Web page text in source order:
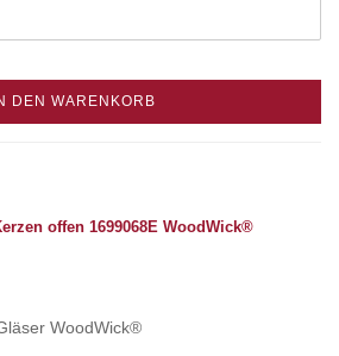
DEN WARENKORB
WoodWick®